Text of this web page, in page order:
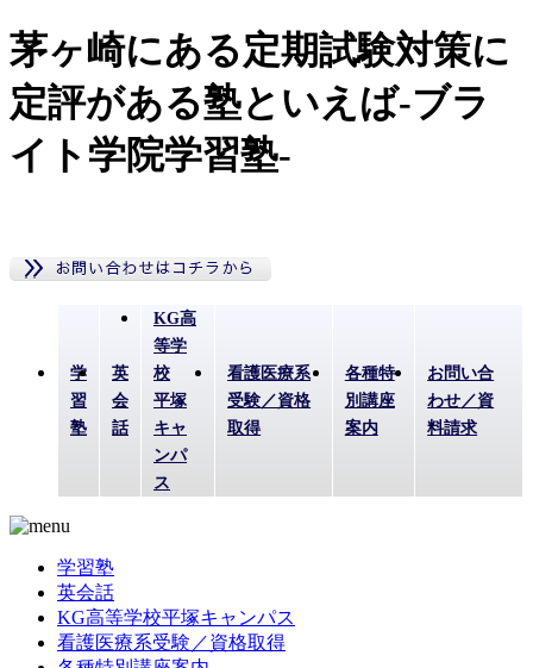
茅ヶ崎にある定期試験対策に
定評がある塾といえば-ブラ
イト学院学習塾-
学
習
塾
英
会
話
KG高
等学
校
平塚
キャ
ンパ
ス
看護医療系
受験／資格
取得
各種特
別講座
案内
お問い合
わせ／資
料請求
学習塾
英会話
KG高等学校平塚キャンパス
看護医療系受験／資格取得